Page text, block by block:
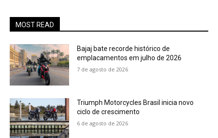
MOST READ
Bajaj bate recorde histórico de
emplacamentos em julho de 2026
7 de agosto de 2026
Triumph Motorcycles Brasil inicia novo
ciclo de crescimento
6 de agosto de 2026